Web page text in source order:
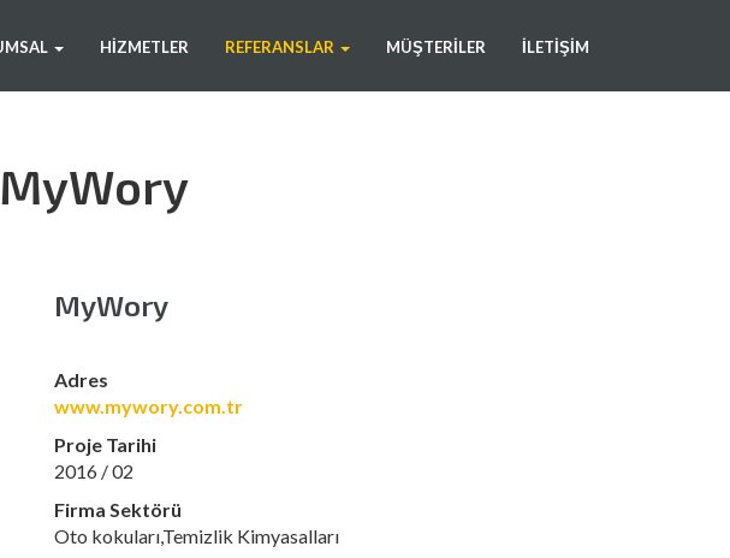
HIZMETLER REFERANSLAR MÜŞTERILER İLETIŞIM
MyWory
MyWory
Adres
www.mywory.com.tr
Proje Tarihi
2016 / 02
Firma Sektörü
Oto kokuları,Temizlik Kimyasalları